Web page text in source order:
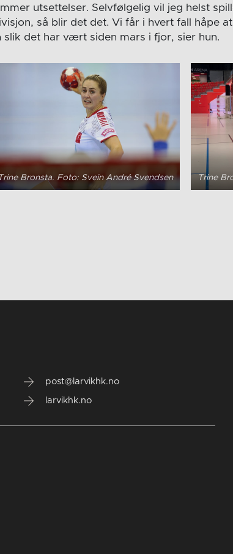
utsettelser. Selvfølgelig vil jeg helst
så blir det det. Vi får i hvert fall håpe at
det har vært siden mars i fjor, sier hun.
Bronsta. Foto: Svein André Svendsen Trine
post@larvikhk.no
larvikhk.no